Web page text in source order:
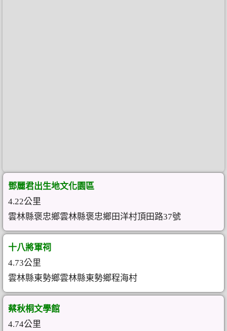
鄧麗君出生地文化園區
4.22公里
雲林縣褒忠鄉雲林縣褒忠鄉田洋村頂田路37號
十八將軍祠
4.73公里
雲林縣東勢鄉雲林縣東勢鄉程海村
蔡秋桐文學館
4.74公里